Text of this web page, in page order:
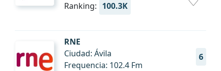
Ranking: 100.3K
RNE
6
Ciudad: Ávila
Frequencia: 102.4 Fm